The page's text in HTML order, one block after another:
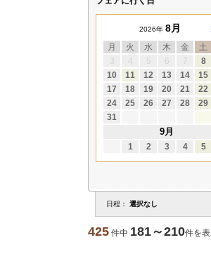
2026年 8月
月 火 水 木 金 土
3
5 6 7 8
10
11 12 13 14 15
17
18 19 20 21 22
24
25 26 27 28 29
31
9月
1
2 3 4 5
日程： 選択なし
425 件中 181～210件を